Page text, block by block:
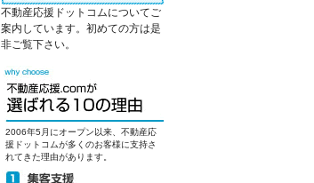
不動産応援ドットコムについてご
案内しています。初めての方は是
非ご覧下さい。
2006年5月にオープン以来、不動産応
援ドットコムが多くのお客様に支持さ
れてきた理由があります。